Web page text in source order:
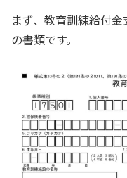
まず、教育訓練給付
の書類です。